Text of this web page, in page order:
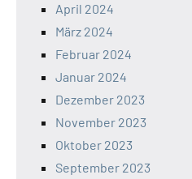
April 2024
März 2024
Februar 2024
Januar 2024
Dezember 2023
November 2023
Oktober 2023
September 2023